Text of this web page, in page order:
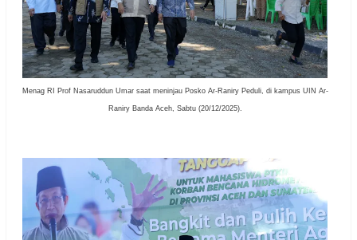
Menag RI Prof Nasaruddun Umar saat meninjau Posko Ar-Raniry Peduli, di kampus UIN Ar-
Raniry Banda Aceh, Sabtu (20/12/2025).